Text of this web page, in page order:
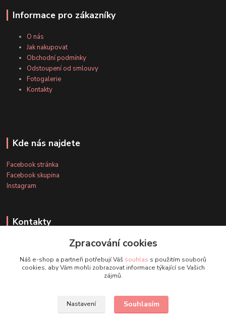
Informace pro zákazníky
O nás
Jak nakupovat
Obchodní podmínky
Odstoupení od smlouvy
Fotogalerie
Kontakty
Kde nás najdete
Facebook stránka
Facebook skupina
Instagram
Kontakty
+420 607 163 127
(Po-Pá, 8-20 hod., So-Ne, 8-14 hod.)
Zpracování cookies
Náš e-shop a partneři potřebují Váš souhlas s použitím souborů
cookies, aby Vám mohli zobrazovat informace týkající se Vašich
zájmů.
Nastavení Souhlasím